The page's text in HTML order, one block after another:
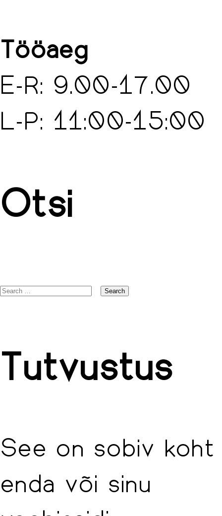
Tööaeg
E-R: 9.00-17.00
L-P: 11:00-15:00
Otsi
Search
Tutvustus
See on sobiv koht
enda või sinu